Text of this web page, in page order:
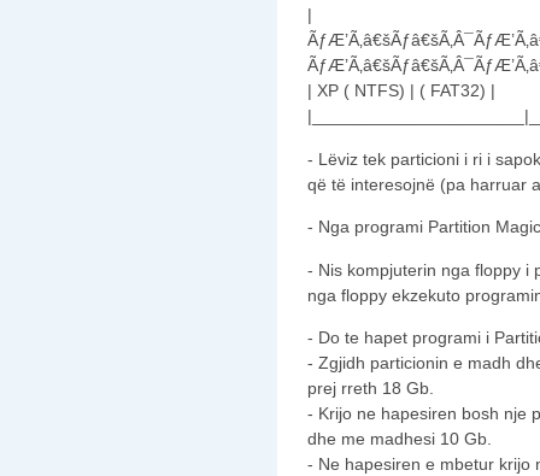
|
| XP ( NTFS) | ( FAT32) |
- Lëviz tek particioni i ri i
që të interesojnë (pa harruar
- Nga programi Partition
- Nis kompjuterin nga floppy i
nga floppy ekzekuto
- Do te hapet programi i
- Zgjidh particionin e madh
prej rreth 18 Gb.
- Krijo ne hapesiren bosh nje
dhe me madhesi 10 Gb.
- Ne hapesiren e mbetur krijo